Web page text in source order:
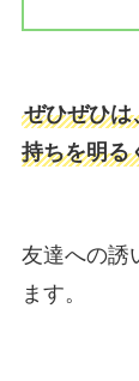
ぜひぜひは
持ちを明る
友達への誘
ます。